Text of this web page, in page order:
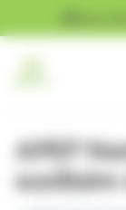
APEF
auxiliaire
Gestion des